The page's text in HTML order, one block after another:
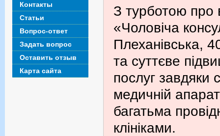
Контакты
Статьи
Вопрос-ответ
Задать вопрос
Оставить отзыв
Карта сайта
З турботою про
«Чоловіча
Плеханівська,
та суттєве
послуг завдяки
медичній
багатьма
клініками.